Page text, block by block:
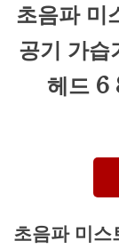
초음파 미
공기 가
헤드 6
초음파 미스